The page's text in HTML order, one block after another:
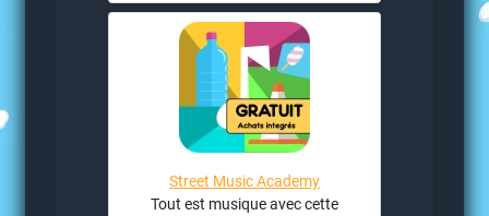
Street Music Academy
Tout est musique avec cette